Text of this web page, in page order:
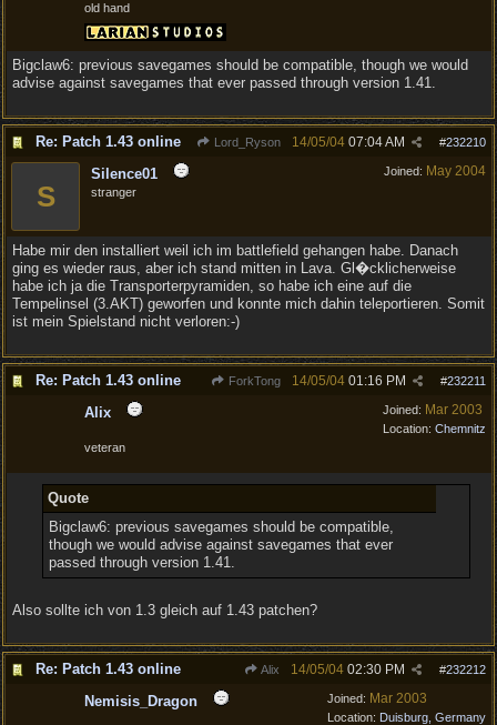
old hand
Bigclaw6: previous savegames should be compatible, though we would
advise against savegames that ever passed through version 1.41.
Re: Patch 1.43 online Lord_Ryson #232210
14/05/04 07:04 AM
Joined: May 2004
S
Silence01
stranger
Habe mir den installiert weil ich im battlefield gehangen habe. Danach
ging es wieder raus, aber ich stand mitten in Lava. Gl�cklicherweise
habe ich ja die Transporterpyramiden, so habe ich eine auf die
Tempelinsel (3.AKT) geworfen und konnte mich dahin teleportieren. Somit
ist mein Spielstand nicht verloren:-)
Re: Patch 1.43 online ForkTong #232211
14/05/04 01:16 PM
Joined: Mar 2003
Location: Chemnitz
Alix
veteran
Quote
Bigclaw6: previous savegames should be compatible,
though we would advise against savegames that ever
passed through version 1.41.
Also sollte ich von 1.3 gleich auf 1.43 patchen?
Re: Patch 1.43 online Alix #232212
14/05/04 02:30 PM
Joined: Mar 2003
Location: Duisburg, Germany
Nemisis_Dragon